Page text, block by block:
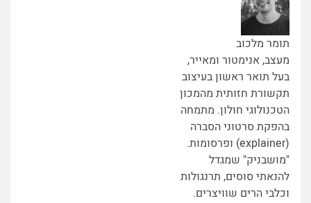
תומר מלכוב
מעצב, אנימטור ומאייר,
בעל תואר ראשון בעיצוב
תקשורת חזותית מהמכון
הטכנולוגי חולון. מתמחה
בהפקת סרטוני הסברה
(explainer) ופרסומות.
"מושבניק" שמגדל
להנאתי סוסים, תרנגולות
וכלבי הרים שוויצרים.